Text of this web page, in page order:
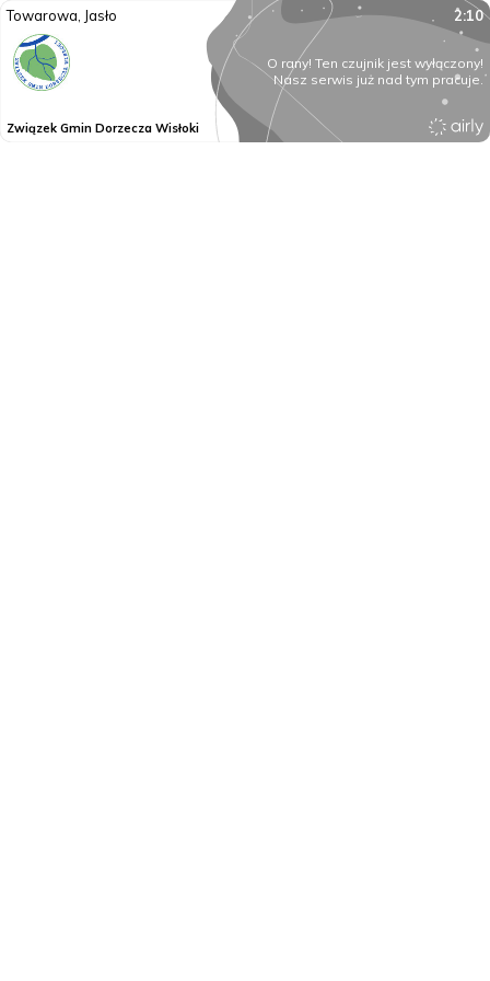
Towarowa, Jasło 2:10
O rany! Ten czujnik jest wyłączony!
Nasz serwis już nad tym pracuje.
Związek Gmin Dorzecza Wisłoki